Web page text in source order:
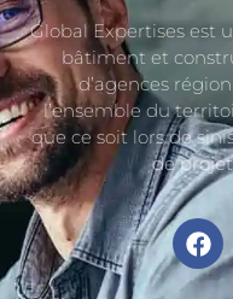
Global Expertises est
bâtiment et
d’agences
l’ensemble du
que ce soit lors de
de